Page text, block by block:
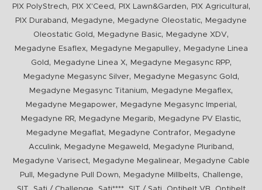
PIX PolyStrech, PIX X'Ceed , PIX Lawn&Garden, PIX Agricultural ,
PIX Duraband , Megadyne, Megadyne Oleostatic,
Megadyne
Oleostatic Gold , Megadyne Basic, Megadyne XDV,
Megadyne Esaflex, Megadyne Megapulley,
Megadyne Linea
Gold , Megadyne Linea X, Megadyne Megasync RPP,
Megadyne Megasync Silver, Megadyne Megasync Gold ,
Megadyne Megasync Titanium, Megadyne Megaflex,
Megadyne Megapower, Megadyne Megasync Imperial ,
Megadyne RR, Megadyne Megarib, Megadyne PV Elastic,
Megadyne Megaflat, Megadyne Contrafor,
Megadyne
Acculink, Megadyne Megaweld , Megadyne Pluriband ,
Megadyne Varisect, Megadyne Megalinear,
Megadyne Cable
Pull
, Megadyne Pull Down, Megadyne Millbelts, Challenge,
,